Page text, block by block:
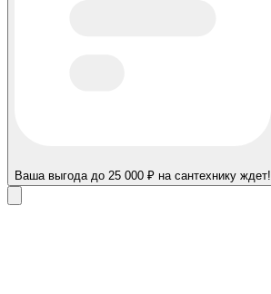
Ваша выгода до 25 000 ₽ на сантехнику ждет!